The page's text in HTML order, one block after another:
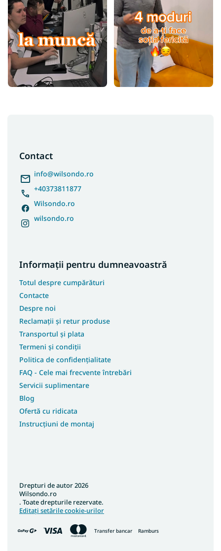
Contact
info@wilsondo.ro
+40373811877
Wilsondo.ro
wilsondo.ro
Informații pentru dumneavoastră
Totul despre cumpărături
Contacte
Despre noi
Reclamații și retur produse
Transportul și plata
Termeni și condiții
Politica de confidențialitate
FAQ - Cele mai frecvente întrebări
Servicii suplimentare
Blog
Ofertă cu ridicata
Instrucțiuni de montaj
Transfer bancar Ramburs
Drepturi de autor 2026
Wilsondo.ro
. Toate drepturile rezervate.
Editați setările cookie-urilor